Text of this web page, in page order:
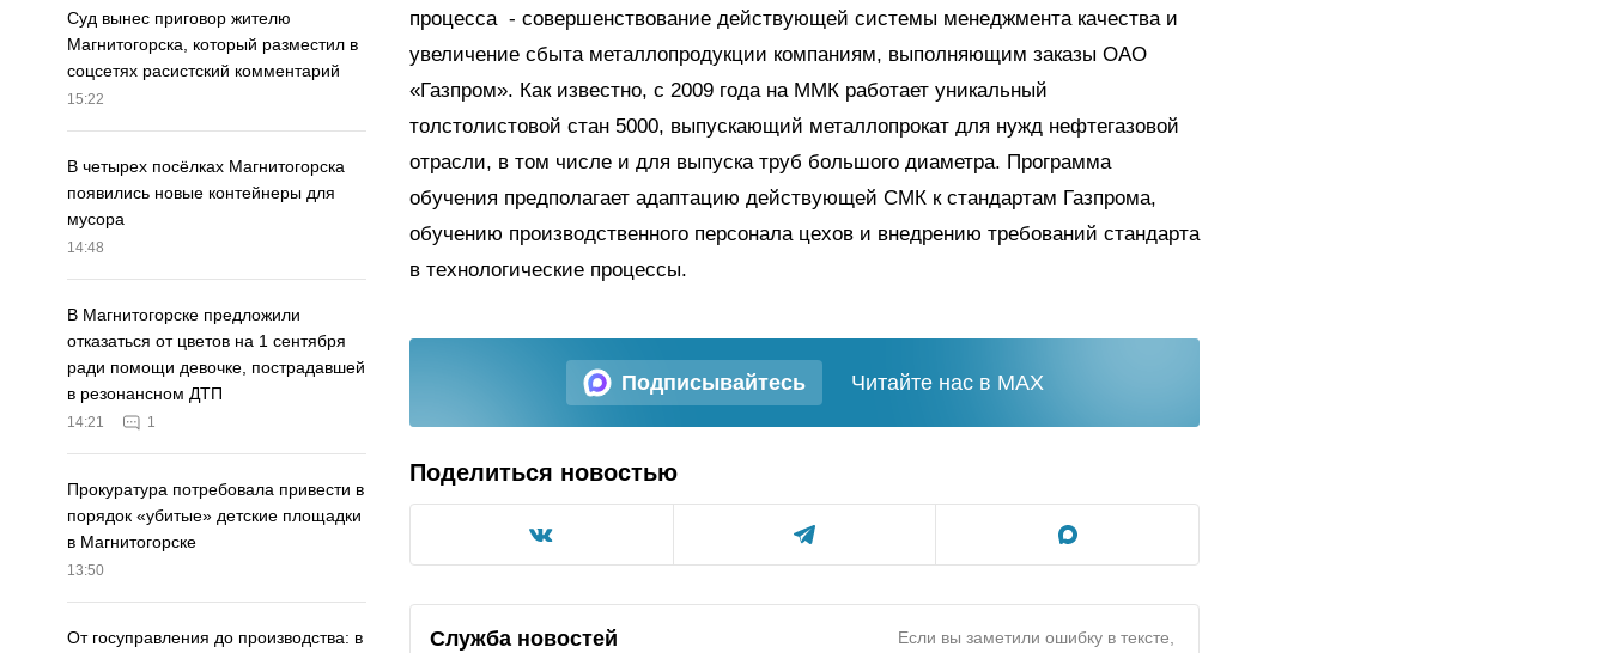
Суд вынес приговор жителю
Магнитогорска, который разместил в
соцсетях расистский комментарий
15:22
В четырех посёлках Магнитогорска
появились новые контейнеры для
мусора
14:48
В Магнитогорске предложили
отказаться от цветов на 1 сентября
ради помощи девочке, пострадавшей
в резонансном ДТП
14:21 1
Прокуратура потребовала привести в
порядок «убитые» детские площадки
в Магнитогорске
13:50
От госуправления до производства: в
процесса - совершенствование действующей системы менеджмента качества и
увеличение сбыта металлопродукции компаниям, выполняющим заказы ОАО
«Газпром». Как известно, с 2009 года на ММК работает уникальный
толстолистовой стан 5000, выпускающий металлопрокат для нужд нефтегазовой
отрасли, в том числе и для выпуска труб большого диаметра. Программа
обучения предполагает адаптацию действующей СМК к стандартам Газпрома,
обучению производственного персонала цехов и внедрению требований стандарта
в технологические процессы.
Подписывайтесь Читайте нас в MAX
Поделиться новостью
Служба новостей
Если вы заметили ошибку в тексте,